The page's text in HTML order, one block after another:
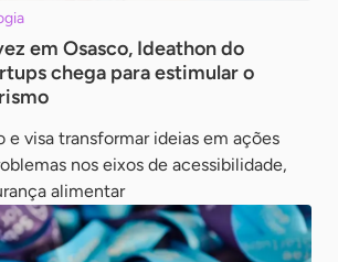
em Osasco, Ideathon do
chega para estimular o
e visa transformar ideias em ações
nos eixos de acessibilidade,
alimentar